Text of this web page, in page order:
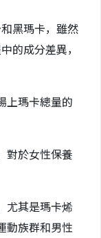
黑瑪卡，雖然
的成分差異，
上瑪卡總量的
對於女性保養
尤其是瑪卡烯
動族群和男性